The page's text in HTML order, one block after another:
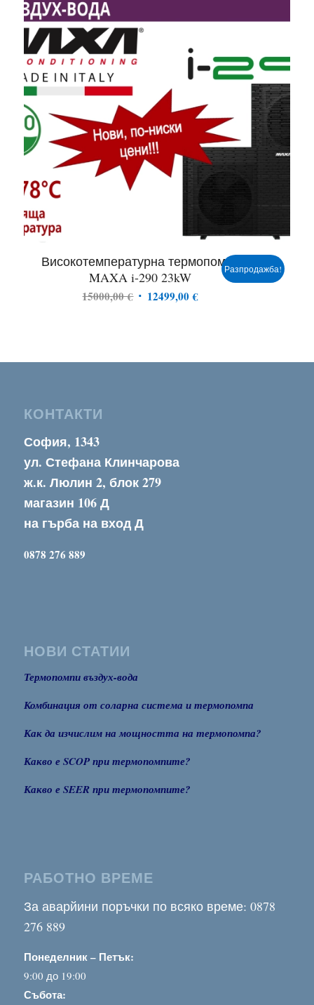
Високотемпературна термопомпа
MAXA i-290 23kW
15000,00€ Original
12499,00€Текущата
Разпродажба!
КОНТАКТИ
София, 1343
ул. Стефана Клинчарова
ж.к. Люлин 2, блок 279
магазин 106 Д
на гърба на вход Д
0878 276 889
НОВИ СТАТИИ
Термопомпи въздух-вода
Комбинация от соларна система и термопомпа
Как да изчислим на мощността на термопомпа?
Какво е SCOP при термопомпите?
Какво е SEER при термопомпите?
РАБОТНО ВРЕМЕ
За аварйини поръчки по всяко време: 0878
276 889
Понеделник – Петък:
9:00 до 19:00
Събота: